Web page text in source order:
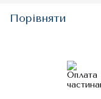
Порівняти